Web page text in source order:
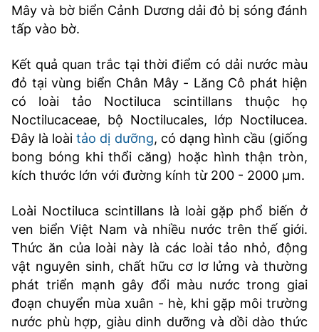
Mây và bờ biển Cảnh Dương dải đỏ bị sóng đánh
tấp vào bờ.
Kết quả quan trắc tại thời điểm có dải nước màu
đỏ tại vùng biển Chân Mây - Lăng Cô phát hiện
có loài tảo Noctiluca scintillans thuộc họ
Noctilucaceae, bộ Noctilucales, lớp Noctilucea.
Đây là loàitảo dị dưỡng, có dạng hình cầu (giống
bong bóng khi thổi căng) hoặc hình thận tròn,
kích thước lớn với đường kính từ 200 - 2000 µm.
Loài Noctiluca scintillans là loài gặp phổ biến ở
ven biển Việt Nam và nhiều nước trên thế giới.
Thức ăn của loài này là các loài tảo nhỏ, động
vật nguyên sinh, chất hữu cơ lơ lửng và thường
phát triển mạnh gây đổi màu nước trong giai
đoạn chuyển mùa xuân - hè, khi gặp môi trường
nước phù hợp, giàu dinh dưỡng và dồi dào thức